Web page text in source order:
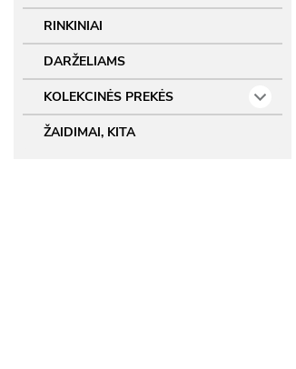
RINKINIAI
DARŽELIAMS
KOLEKCINĖS PREKĖS
ŽAIDIMAI, KITA